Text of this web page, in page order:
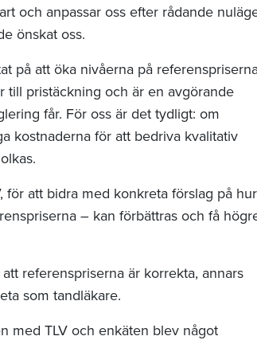
och anpassar oss efter rådande
önskat oss.
på att öka nivåerna på
till pristäckning och är en avgörande
får. För oss är det tydligt: om
kostnaderna för att bedriva kvalitativ
för att bidra med konkreta förslag på hur
– kan förbättras och få
referenspriserna är korrekta, annars
som tandläkare.
med TLV och enkäten blev något